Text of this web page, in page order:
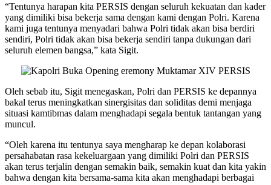
“Tentunya harapan kita PERSIS dengan seluruh kekuatan dan kader
yang dimiliki bisa bekerja sama dengan kami dengan Polri. Karena
kami juga tentunya menyadari bahwa Polri tidak akan bisa berdiri
sendiri, Polri tidak akan bisa bekerja sendiri tanpa dukungan dari
seluruh elemen bangsa,” kata Sigit.
Oleh sebab itu, Sigit menegaskan, Polri dan PERSIS ke depannya
bakal terus meningkatkan sinergisitas dan soliditas demi menjaga
situasi kamtibmas dalam menghadapi segala bentuk tantangan yang
muncul.
“Oleh karena itu tentunya saya mengharap ke depan kolaborasi
persahabatan rasa kekeluargaan yang dimiliki Polri dan PERSIS
akan terus terjalin dengan semakin baik, semakin kuat dan kita yakin
bahwa dengan kita bersama-sama kita akan menghadapi berbagai